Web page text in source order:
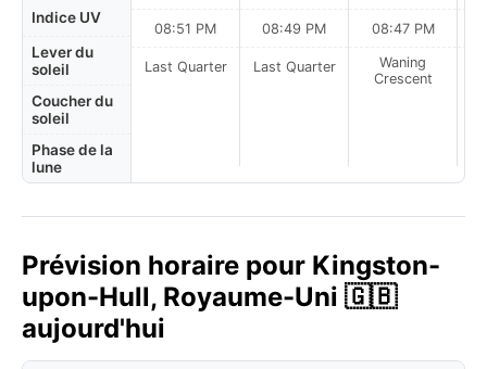
Indice UV
Lever du
soleil
Coucher du
soleil
Phase de la
lune
08:51 PM
Last Quarter
08:49 PM
Last Quarter
08:47 PM
Waning
Crescent
Prévision horaire pour Kingston-
upon-Hull, Royaume-Uni 🇬🇧
aujourd'hui